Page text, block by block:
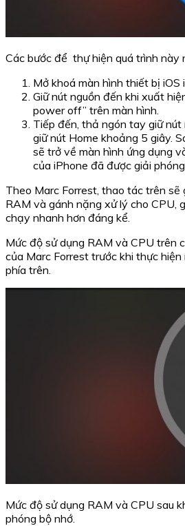
Các bước để thự hiện quá trình này
Mở khoá màn hình thiết bị iOS
Giữ nút nguồn đến khi xuất
power off” trên màn hình.
Tiếp đến, thả ngón tay giữ nút
giữ nút Home khoảng 5 giây.
sẽ trở về màn hình ứng dụng
của iPhone đã được giải phóng.
Theo Marc Forrest, thao tác trên sẽ
RAM và gánh nặng xử lý cho CPU,
chạy nhanh hơn đáng kể.
Mức độ sử dụng RAM và CPU trên
của Marc Forrest trước khi thực
phía trên.
Mức độ sử dụng RAM và CPU sau
phóng bộ nhớ.